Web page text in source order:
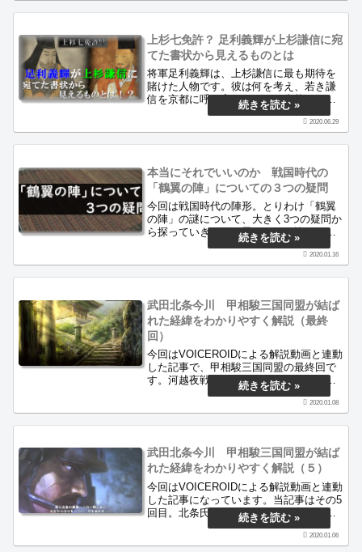
上杉七免許？ 足利義輝が上杉謙信に宛
てた書状から見えるものとは
将軍足利義輝は、上杉謙信に最も期待を
賭けた人物です。彼は何を考え、若き謙
信を京都に呼び寄せたのかを書状から読
み解きます。
2020.06.29
本当にそれでいいのか 戦国時代の
「鶴翼の陣」についての３つの疑問
今回は戦国時代の陣形。とりわけ「鶴翼
の陣」の謎について、大きく3つの疑問か
ら探っていきたいと思います。皆さんは
鶴翼の陣を想像するとき、どのような陣
形を連想しますか？恐らく多くの方はＵ
でしょうか？今回は乃至政彦氏著の「戦
国の陣形」を元に、過去の史料からも引
用し、鶴翼の陣の真実に迫りたいと思い
ます。
2020.01.16
武田北条今川 甲相駿三国同盟が結ば
れた経緯をわかりやすく解説（最終
回）
今回はVOICEROIDによる解説動画と連動
した記事で、甲相駿三国同盟の最終回で
す。河越夜戦後、今川・北条・武田の三
家がどのような行動を取ったのかをご説
明します。小豆坂合戦、東南海大地震、
などがあった末に三国同盟へと至りまし
た。
2020.01.08
武田北条今川 甲相駿三国同盟が結ば
れた経緯をわかりやすく解説（５）
今回はVOICEROIDによる解説動画と連動
した記事になっています。当記事はその5
回目。北条氏康の危機を救ったのは武田
晴信でした。晴信は今川義元と交渉し、
北条家が河東地域から完全に手を引くと
2020.01.06